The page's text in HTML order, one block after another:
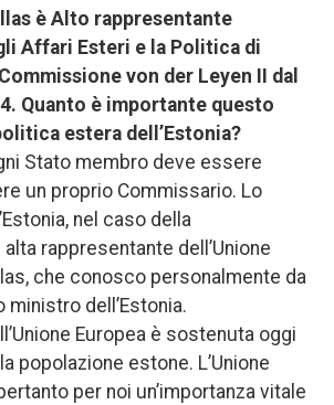
è Alto rappresentante
Affari Esteri e la Politica di
von der Leyen II dal
Quanto è importante questo
estera dell’Estonia?
Stato membro deve essere
un proprio Commissario. Lo
nel caso della
rappresentante dell’Unione
che conosco personalmente da
ministro dell’Estonia.
Europea è sostenuta oggi
popolazione estone. L’Unione
per noi un’importanza vitale